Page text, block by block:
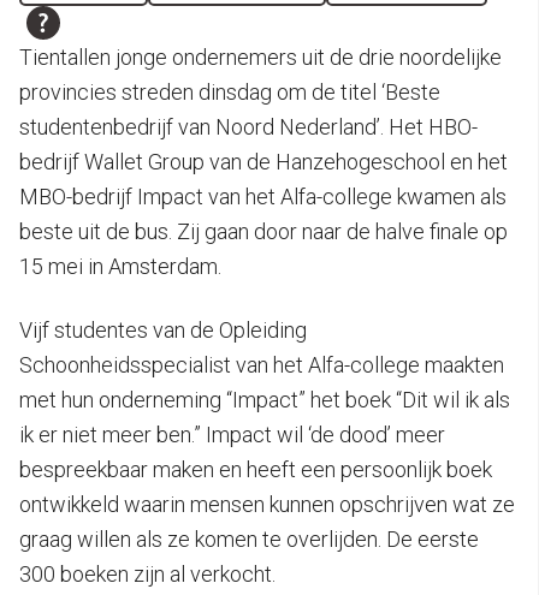
Tientallen jonge ondernemers uit de drie noordelijke
provincies streden dinsdag om de titel ‘Beste
studentenbedrijf van Noord Nederland’. Het HBO-
bedrijf Wallet Group van de Hanzehogeschool en het
MBO-bedrijf Impact van het Alfa-college kwamen als
beste uit de bus. Zij gaan door naar de halve finale op
15 mei in Amsterdam.
Vijf studentes van de Opleiding
Schoonheidsspecialist van het Alfa-college maakten
met hun onderneming “Impact” het boek “Dit wil ik als
ik er niet meer ben.” Impact wil ‘de dood’ meer
bespreekbaar maken en heeft een persoonlijk boek
ontwikkeld waarin mensen kunnen opschrijven wat ze
graag willen als ze komen te overlijden. De eerste
300 boeken zijn al verkocht.